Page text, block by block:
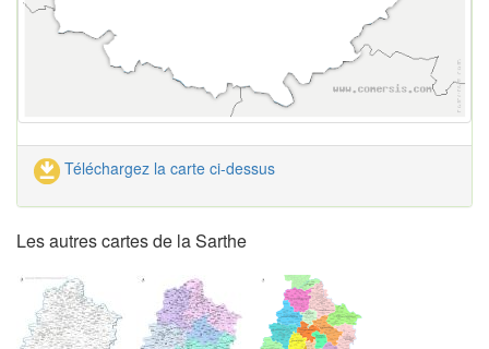
Téléchargez la carte ci-dessus
Les autres cartes de la Sarthe